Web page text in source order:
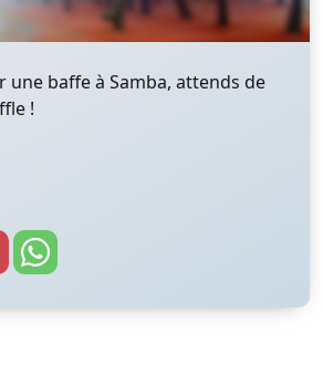
une baffe à Samba, attends de
!